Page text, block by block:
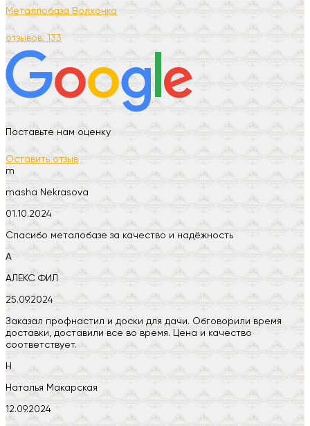
Металлобаза Волхонка
отзывов: 133
Поставьте нам оценку
Оставить отзыв
m
masha Nekrasova
01.10.2024
Спасибо металобазе за качество и надёжность
А
АЛЕКС ФИЛ
25.09.2024
Заказал профнастил и доски для дачи. Обговорили время
доставки, доставили все во время. Цена и качество
соответствует.
Н
Наталья Макарская
12.09.2024